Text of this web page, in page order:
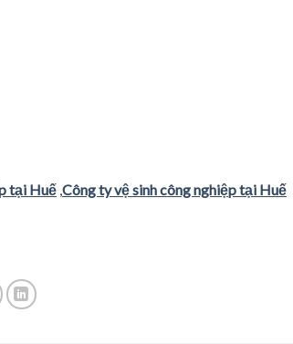
tại Huế ,Công ty vệ sinh công nghiệp tại Huế